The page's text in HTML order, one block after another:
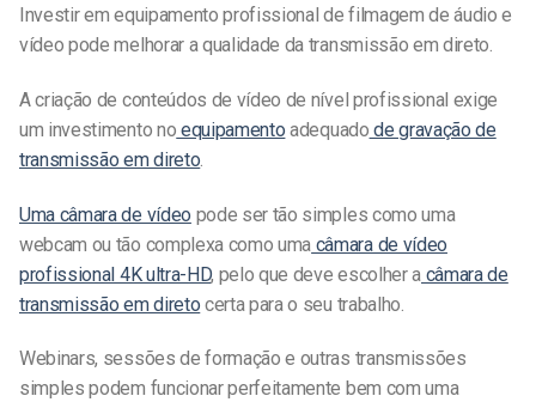
Investir em equipamento profissional de filmagem de áudio e
vídeo pode melhorar a qualidade da transmissão em direto.
A criação de conteúdos de vídeo de nível profissional exige
um investimento no equipamento adequado de gravação de
transmissão em direto
Uma câmara de vídeo pode ser tão simples como uma
webcam ou tão complexa como uma câmara de vídeo
profissional 4K ultra-HD, pelo que deve escolher a câmara de
transmissão em direto certa para o seu trabalho.
Webinars, sessões de formação e outras transmissões
simples podem funcionar perfeitamente bem com uma